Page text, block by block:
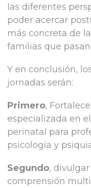
las diferentes
poder acercar
más concreta de
familias que
Y en conclusión,
jornadas serán:
Primero,
especializada en
perinatal para
psicología y
Segundo,
comprensión